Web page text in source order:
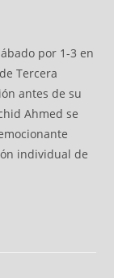
por 1-3 en
Tercera
antes de su
Ahmed se
individual de